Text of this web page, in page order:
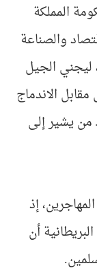
المملكة
والصناعة
ليجني الجيل
الاندماج
يشير إلى
إذ
أن